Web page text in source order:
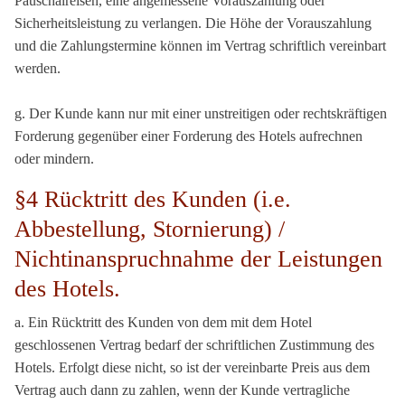
Sicherheitsleistung zu verlangen. Die Höhe der Vorauszahlung
und die Zahlungstermine können im Vertrag schriftlich vereinbart
werden.
g. Der Kunde kann nur mit einer unstreitigen oder rechtskräftigen
Forderung gegenüber einer Forderung des Hotels aufrechnen
oder mindern.
§4 Rücktritt des Kunden (i.e.
Abbestellung, Stornierung) /
Nichtinanspruchnahme der Leistungen
des Hotels.
a. Ein Rücktritt des Kunden von dem mit dem Hotel
geschlossenen Vertrag bedarf der schriftlichen Zustimmung des
Hotels. Erfolgt diese nicht, so ist der vereinbarte Preis aus dem
Vertrag auch dann zu zahlen, wenn der Kunde vertragliche